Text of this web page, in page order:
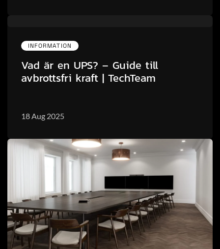
INFORMATION
Vad är en UPS? – Guide till
avbrottsfri kraft | TechTeam
18 Aug 2025